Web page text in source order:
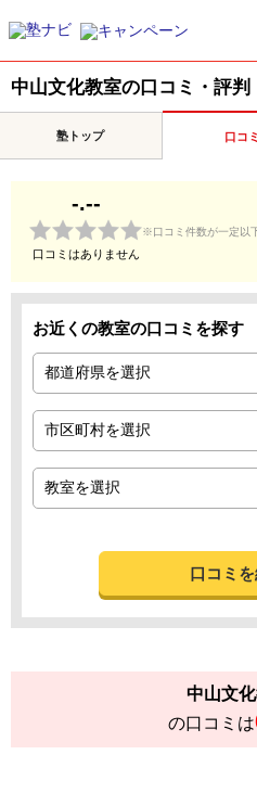
中山文化教室の口コミ・評判
塾トップ 口コミ
-.--
口コミはありません
※口コミ件数が一定以
お近くの教室の口コミを探す
口コミ
中山文
の口コミは